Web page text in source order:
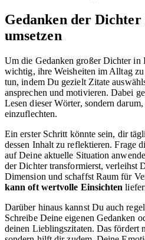
Gedanken der
umsetzen
Um die Gedanken großer Dichter in
wichtig, ihre Weisheiten im Alltag
tun, indem Du gezielt Zitate
ansprechen und motivieren. Dabei
Lesen dieser Wörter, sondern
einzuflechten.
Ein erster Schritt könnte sein, dir
dessen Inhalt zu reflektieren. Frage
auf Deine aktuelle Situation
der Dichter transformierst, verleihst
Dimension und schaffst Raum für
kann oft wertvolle Einsichten
Darüber hinaus kannst Du auch
Schreibe Deine eigenen Gedanken
deinen Lieblingszitaten. Das fördert